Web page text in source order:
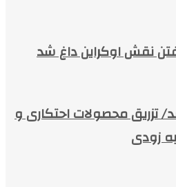
نقش اوکراین داغ شد
تزریق محصولات احتکاری و
به زودی